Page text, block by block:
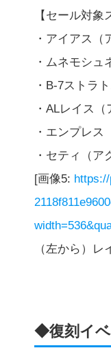
【セール対象
・アイアス
・ムネモシ
・B-7ストラ
・ALレイス
・エンプレ
・セティ（
[画像5:
（左から）
◆復刻イベ